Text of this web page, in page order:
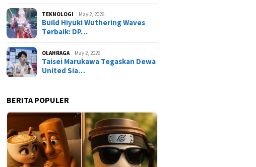
TEKNOLOGI May 2, 2026
Build Hiyuki Wuthering Waves
Terbaik: DP…
OLAHRAGA May 2, 2026
Taisei Marukawa Tegaskan Dewa
United Sia…
BERITA POPULER